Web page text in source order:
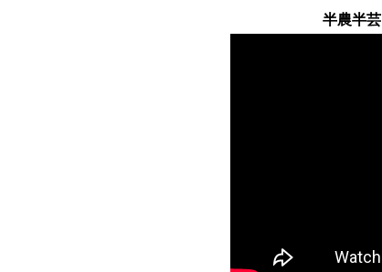
半農半